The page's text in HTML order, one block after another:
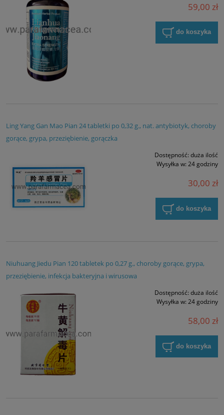
59,00 zł
do koszyka
Ling Yang Gan Mao Pian 24 tabletki po 0,32 g., nat. antybiotyk, choroby
gorące, grypa, przeziębienie, gorączka
Dostępność: duża ilość
Wysyłka w: 24 godziny
30,00 zł
do koszyka
Niuhuang Jiedu Pian 120 tabletek po 0,27 g., choroby gorące, grypa,
przeziębienie, infekcja bakteryjna i wirusowa
Dostępność: duża ilość
Wysyłka w: 24 godziny
58,00 zł
do koszyka